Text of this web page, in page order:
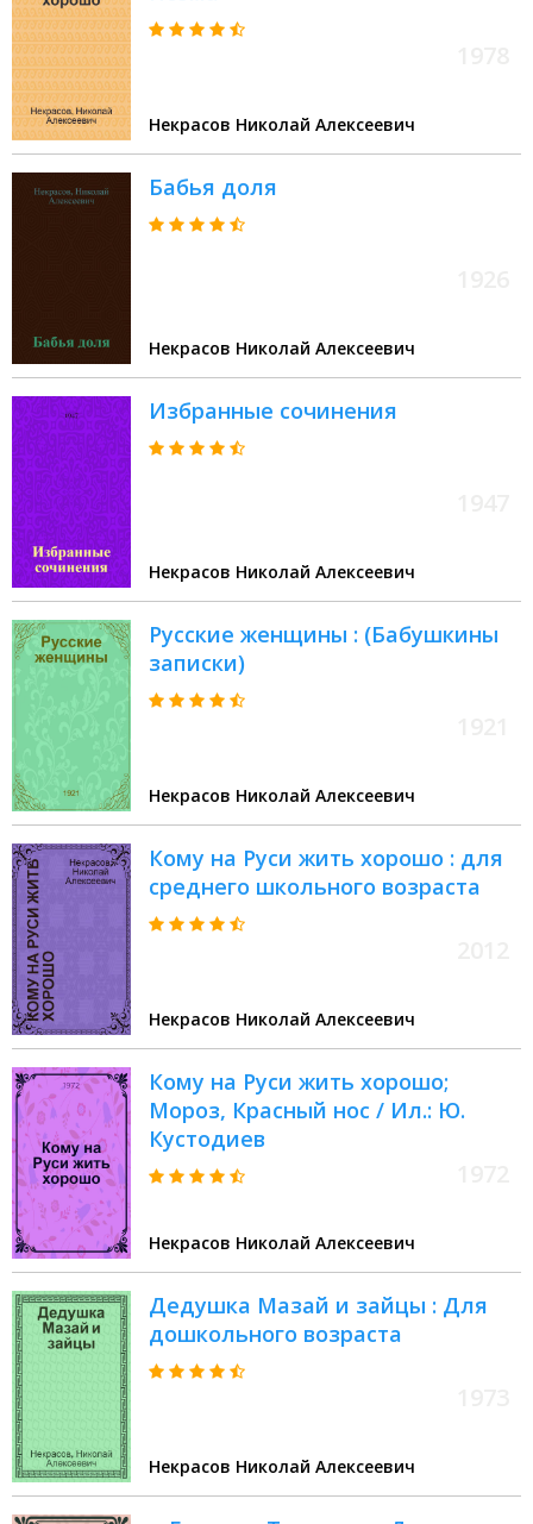
Некрасов Николай Алексеевич
Бабья доля
Некрасов Николай Алексеевич
Избранные сочинения
Некрасов Николай Алексеевич
Русские женщины : (Бабушкины
записки)
Некрасов Николай Алексеевич
Кому на Руси жить хорошо : для
среднего школьного возраста
Некрасов Николай Алексеевич
Кому на Руси жить хорошо;
Мороз, Красный нос / Ил.: Ю.
Кустодиев
Некрасов Николай Алексеевич
Дедушка Мазай и зайцы : Для
дошкольного возраста
Некрасов Николай Алексеевич